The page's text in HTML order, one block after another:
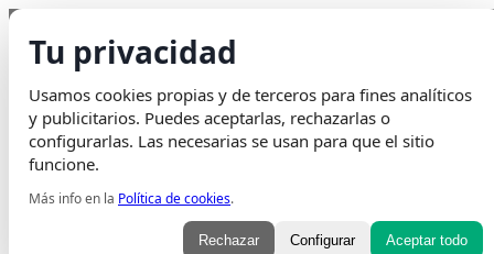
Tu privacidad
Usamos cookies propias y de terceros para fines analíticos
y publicitarios. Puedes aceptarlas, rechazarlas o
configurarlas. Las necesarias se usan para que el sitio
funcione.
Más info en la Política de cookies.
Rechazar Configurar Aceptar todo
Saltar al contenido
Envio Gratisen pedidos superiores a 75€ | Entrega en 24H
Whatsapp Envelope Instagram Tiktok